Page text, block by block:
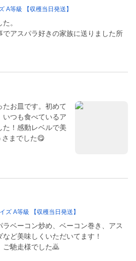
A等級 【収穫当日発送】
。
アスパラ好きの家族に送りました所
お皿です。初めて
いつも食べているア
た！感動レベルで美
さまでした😋
ズ A等級 【収穫当日発送】
ベーコン炒め、ベーコン巻き、アス
ど美味しくいただいてます！
ご馳走様でした🙇